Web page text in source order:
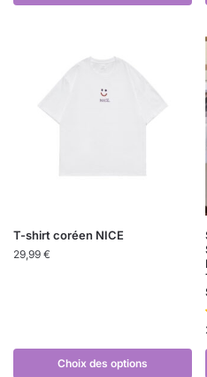
T-shirt coréen NICE
29,99 €
Choix des options